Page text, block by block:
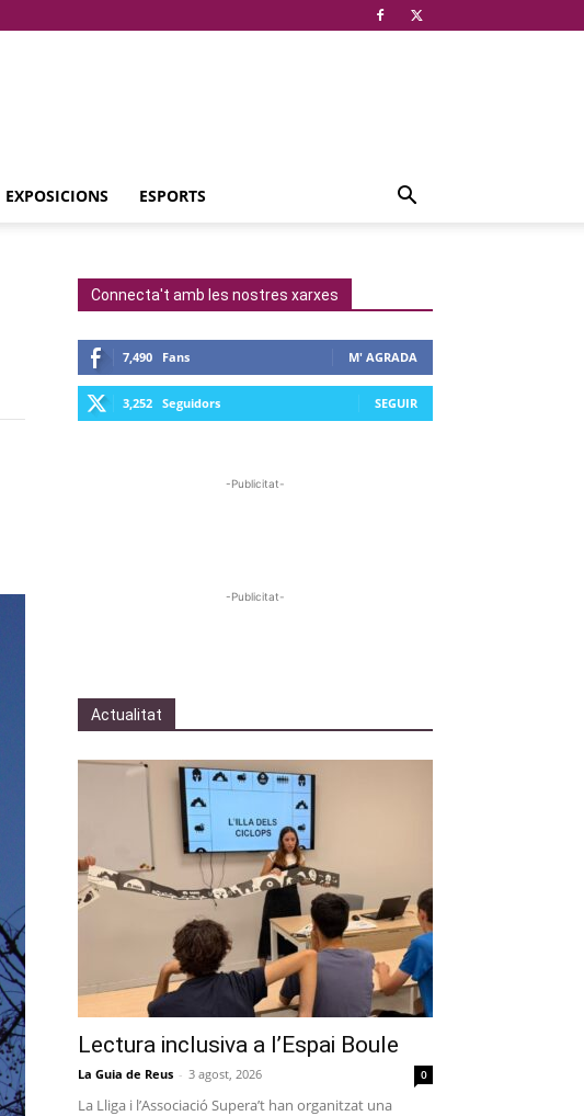
EXPOSICIONS ESPORTS
Connecta't amb les nostres xarxes
7,490 Fans M' AGRADA
3,252 Seguidors SEGUIR
-Publicitat-
-Publicitat-
Actualitat
Lectura inclusiva a l’Espai Boule
La Guia de Reus - 3 agost, 2026 0
La Lliga i l’Associació Supera’t han organitzat una